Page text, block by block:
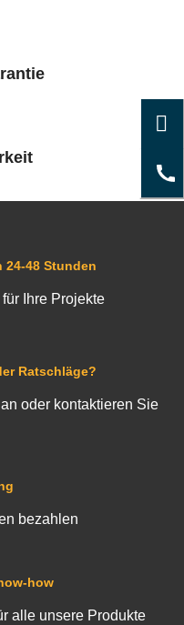
how
alle unsere Produkte
bezahlen
Ratschläge?
oder kontaktieren Sie
48 Stunden
Ihre Projekte